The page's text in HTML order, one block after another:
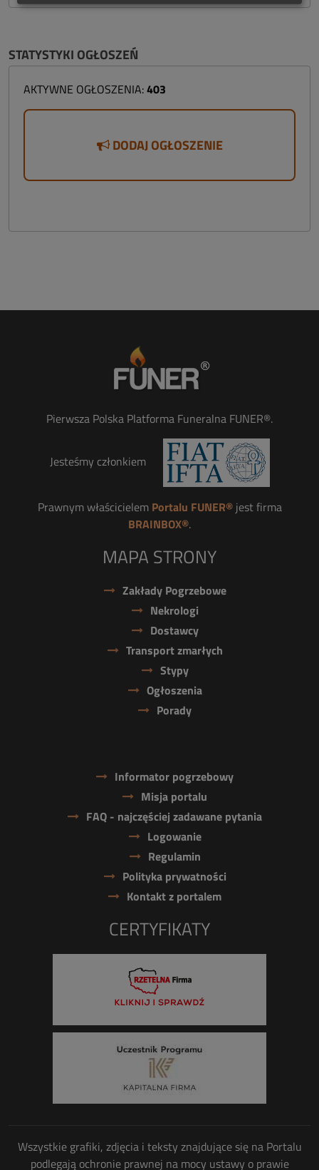
STATYSTYKI OGŁOSZEŃ
AKTYWNE OGŁOSZENIA:403
DODAJ OGŁOSZENIE
Pierwsza Polska Platforma Funeralna FUNER®.
Jesteśmy członkiem
Prawnym właścicielem Portalu FUNER®jest firma
BRAINBOX®.
MAPA STRONY
Zakłady Pogrzebowe
Nekrologi
Dostawcy
Transport zmarłych
Stypy
Ogłoszenia
Porady
Informator pogrzebowy
Misja portalu
FAQ - najczęściej zadawane pytania
Logowanie
Regulamin
Polityka prywatności
Kontakt z portalem
CERTYFIKATY
Wszystkie grafiki, zdjęcia i teksty znajdujące się na Portalu
podlegają ochronie prawnej na mocy ustawy o prawie